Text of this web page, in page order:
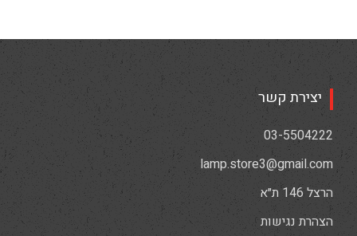
יצירת קשר
03-5504222
lamp.store3@gmail.com
הרצל 146 ת״א
הצהרת נגישות